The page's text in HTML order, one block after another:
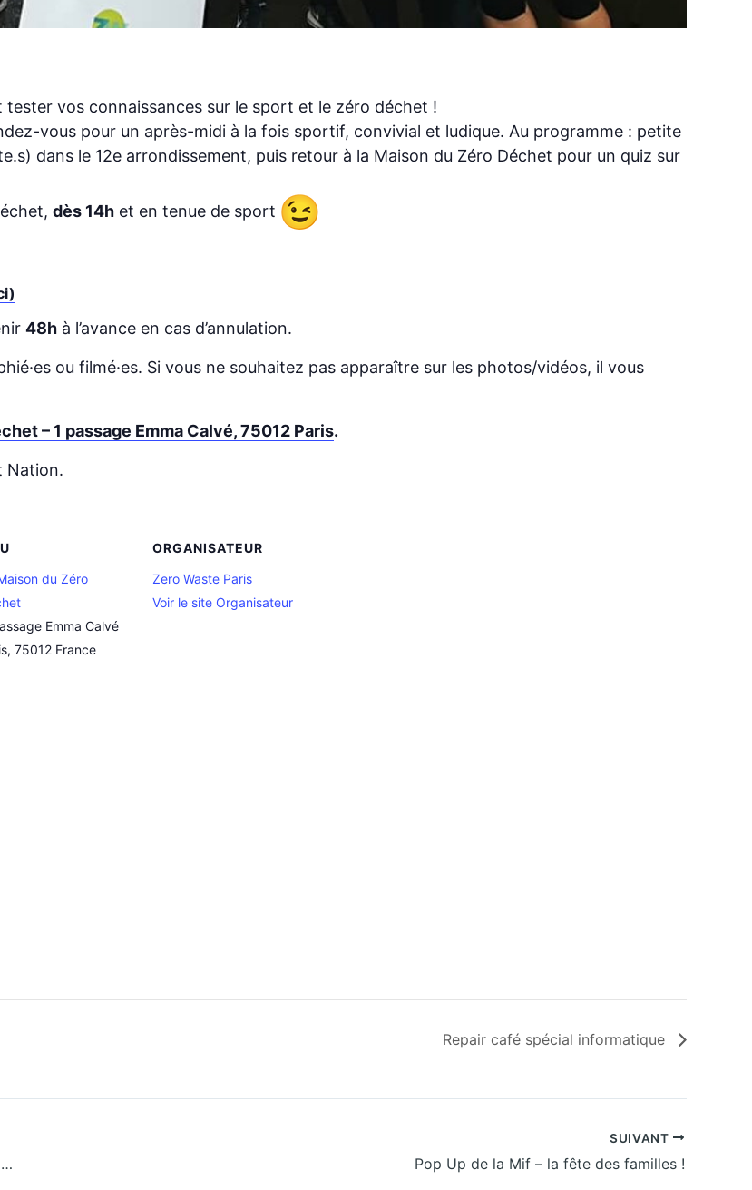
vos connaissances sur le sport et le zéro déchet !
vous pour un après-midi à la fois sportif, convivial et ludique. Au programme : petite
dans le 12e arrondissement, puis retour à la Maison du Zéro Déchet pour un quiz sur
dès 14h et en tenue de sport
48h à l’avance en cas d’annulation.
ou filmé·es. Si vous ne souhaitez pas apparaître sur les photos/vidéos, il vous
– 1 passage Emma Calvé, 75012 Paris.
Nation.
du Zéro
Emma Calvé
, 75012 France
ORGANISATEUR
Zero Waste Paris
Voir le site Organisateur
Repair café spécial informatique
Spectacle artistique « Plantons Nous » du collectif Les Grimpantes, sur les rapports entre humains et non humains
SUIVANT
Pop Up de la Mif – la fête des familles !